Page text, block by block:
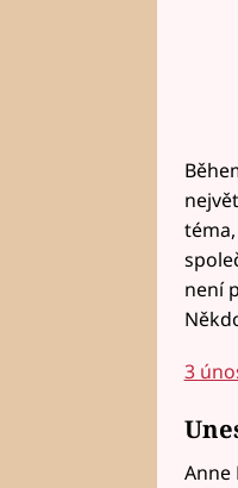
není
3
Anne